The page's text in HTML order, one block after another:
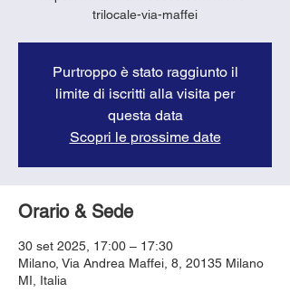
trilocale-via-maffei
Purtroppo è stato raggiunto il
limite di iscritti alla visita per
questa data
Scopri le prossime date
Orario & Sede
30 set 2025, 17:00 – 17:30
Milano, Via Andrea Maffei, 8, 20135 Milano
MI, Italia